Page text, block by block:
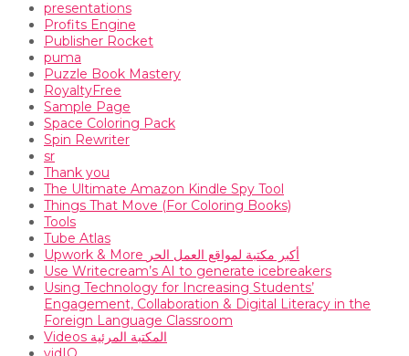
presentations
Profits Engine
Publisher Rocket
puma
Puzzle Book Mastery
RoyaltyFree
Sample Page
Space Coloring Pack
Spin Rewriter
sr
Thank you
The Ultimate Amazon Kindle Spy Tool
Things That Move (For Coloring Books)
Tools
Tube Atlas
Upwork & More أكبر مكتبة لمواقع العمل الحر
Use Writecream’s AI to generate icebreakers
Using Technology for Increasing Students’
Engagement, Collaboration & Digital Literacy in the
Foreign Language Classroom
Videos المكتبة المرئية